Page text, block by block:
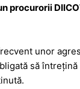
procurorii
unor
să